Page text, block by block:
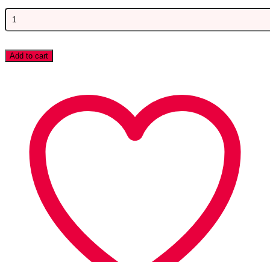
মানুষ
হত্যার
দলিল
Add to cart